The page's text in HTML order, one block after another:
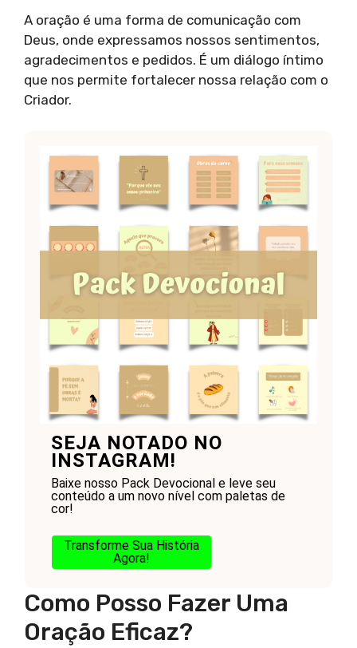
A oração é uma forma de comunicação com
Deus, onde expressamos nossos sentimentos,
agradecimentos e pedidos. É um diálogo íntimo
que nos permite fortalecer nossa relação com o
Criador.
SEJA NOTADO NO
INSTAGRAM!
Baixe nosso Pack Devocional e leve seu
conteúdo a um novo nível com paletas de
cor!
Transforme Sua História
Agora!
Como Posso Fazer Uma
Oração Eficaz?